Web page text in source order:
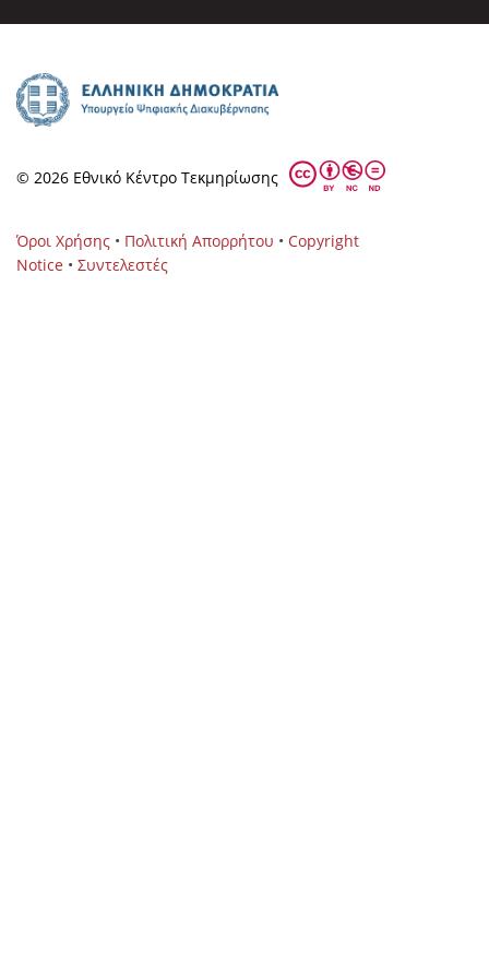
© 2026 Eθνικό Κέντρο Τεκμηρίωσης
Όροι Χρήσης • Πολιτική Απορρήτου • Copyright
Notice • Συντελεστές